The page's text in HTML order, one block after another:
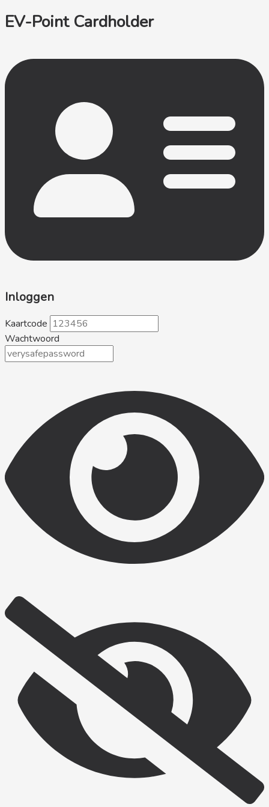
EV-Point Cardholder
Inloggen
Kaartcode
Wachtwoord